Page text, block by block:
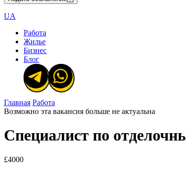
UA
Работа
Жилье
Бизнес
Блог
Главная Работа
Возможно эта вакансия больше не актуальна
Специалист по
£4000